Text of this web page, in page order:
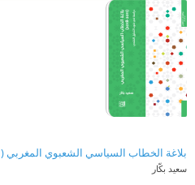
بلاغة الخطاب السياسي الشعبوي المغربي (2011-2018)
سعيد بكّار